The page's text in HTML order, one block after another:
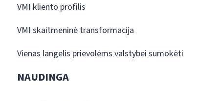
VMI kliento profilis
VMI skaitmeninė transformacija
Vienas langelis prievolėms valstybei sumokėti
NAUDINGA